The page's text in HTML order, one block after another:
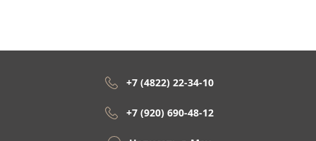
+7 (4822) 22-34-10
+7 (920) 690-48-12